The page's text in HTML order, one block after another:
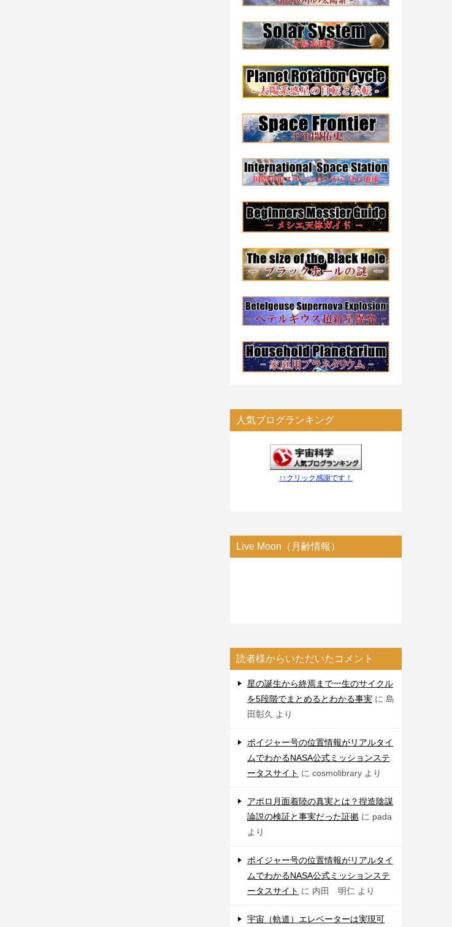
人気ブログランキング
↑↑クリック感謝です！
Live Moon（月齢情報）
読者様からいただいたコメント
星の誕生から終焉まで一生のサイクル
を5段階でまとめるとわかる事実 に 島
田彰久 より
ボイジャー号の位置情報がリアルタイ
ムでわかるNASA公式ミッションステ
ータスサイト に cosmolibrary より
アポロ月面着陸の真実とは？捏造陰謀
論説の検証と事実だった証拠 に pada
より
ボイジャー号の位置情報がリアルタイ
ムでわかるNASA公式ミッションステ
ータスサイト に 内田 明仁 より
宇宙（軌道）エレベーターは実現可